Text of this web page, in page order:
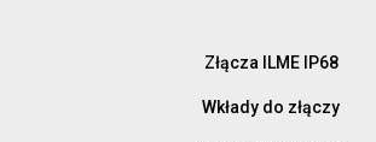
Złącza ILME IP68
Wkłady do złączy